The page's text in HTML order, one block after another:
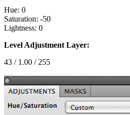
Hue: 0
Saturation: -50
Lightness: 0
Level Adjustment Layer:
43 / 1.00 / 255